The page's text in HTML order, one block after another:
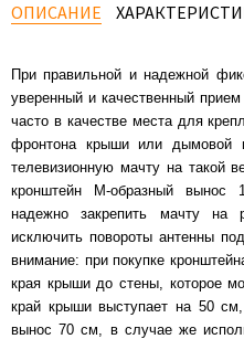
ОПИСАНИЕ
При правильной и надежной
уверенный и качественный
часто в качестве места для
фронтона крыши или дымовой
телевизионную мачту на такой
кронштейн М-образный вынос
надежно закрепить мачту
исключить повороты антенны
внимание: при покупке
края крыши до стены, которое
край крыши выступает на 50
вынос 70 см, в случае же